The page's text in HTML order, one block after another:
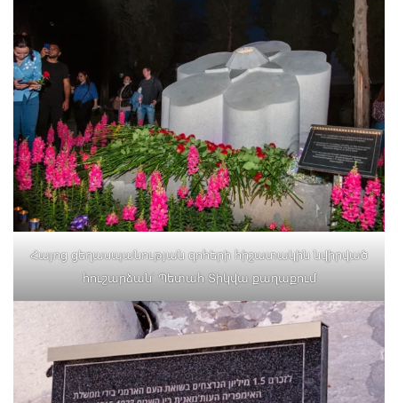
Հայոց ցեղասպանության զոհերի հիշատակին նվիրված
հուշարձան՝ Պետահ Տիկվա քաղաքում